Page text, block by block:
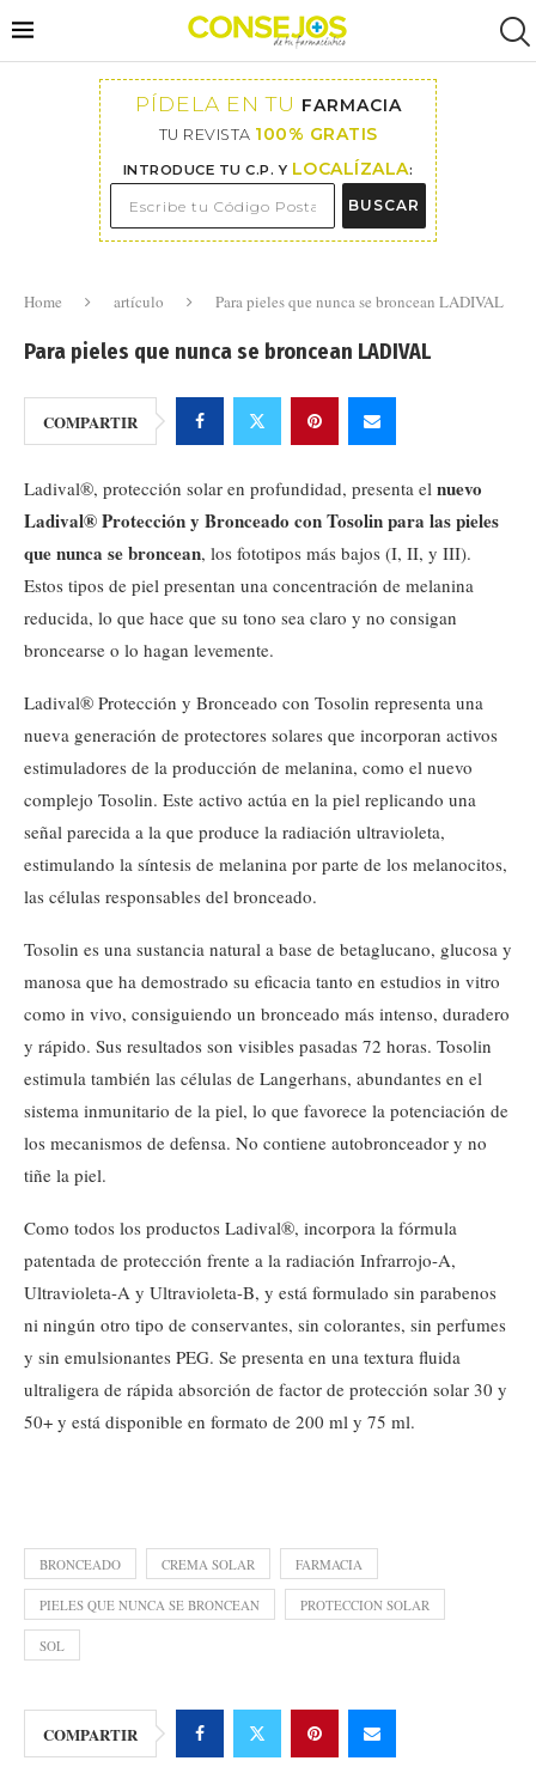
PÍDELA EN TU FARMACIA
TU REVISTA 100% GRATIS
INTRODUCE TU C.P. Y LOCALÍZALA:
BUSCAR
Home artículo Para pieles que nunca se broncean LADIVAL
Para pieles que nunca se broncean LADIVAL
COMPARTIR
Ladival®, protección solar en profundidad, presenta el nuevo
Ladival® Protección y Bronceado con Tosolin para las pieles
que nunca se broncean, los fototipos más bajos (I, II, y III).
Estos tipos de piel presentan una concentración de melanina
reducida, lo que hace que su tono sea claro y no consigan
broncearse o lo hagan levemente.
Ladival® Protección y Bronceado con Tosolin representa una
nueva generación de protectores solares que incorporan activos
estimuladores de la producción de melanina, como el nuevo
complejo Tosolin. Este activo actúa en la piel replicando una
señal parecida a la que produce la radiación ultravioleta,
estimulando la síntesis de melanina por parte de los melanocitos,
las células responsables del bronceado.
Tosolin es una sustancia natural a base de betaglucano, glucosa y
manosa que ha demostrado su eficacia tanto en estudios in vitro
como in vivo, consiguiendo un bronceado más intenso, duradero
y rápido. Sus resultados son visibles pasadas 72 horas. Tosolin
estimula también las células de Langerhans, abundantes en el
sistema inmunitario de la piel, lo que favorece la potenciación de
los mecanismos de defensa. No contiene autobronceador y no
tiñe la piel.
Como todos los productos Ladival®, incorpora la fórmula
patentada de protección frente a la radiación Infrarrojo-A,
Ultravioleta-A y Ultravioleta-B, y está formulado sin parabenos
ni ningún otro tipo de conservantes, sin colorantes, sin perfumes
y sin emulsionantes PEG. Se presenta en una textura fluida
ultraligera de rápida absorción de factor de protección solar 30 y
50+ y está disponible en formato de 200 ml y 75 ml.
BRONCEADO CREMA SOLAR FARMACIA
PIELES QUE NUNCA SE BRONCEAN PROTECCION SOLAR
SOL
COMPARTIR